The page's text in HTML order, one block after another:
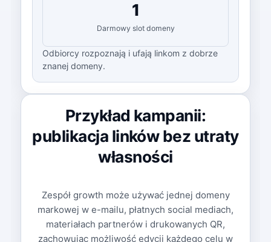
1
Darmowy slot domeny
Odbiorcy rozpoznają i ufają linkom z dobrze
znanej domeny.
Przykład kampanii:
publikacja linków bez utraty
własności
Zespół growth może używać jednej domeny
markowej w e-mailu, płatnych social mediach,
materiałach partnerów i drukowanych QR,
zachowując możliwość edycji każdego celu w